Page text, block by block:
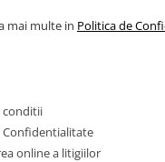
cu mai puține
mai lungă,
spălări.
mai bună circulație a
mai multe in Politica de
conditii
Confidentialitate
online a litigiilor